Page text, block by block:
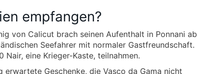
empfangen?
von Calicut brach seinen Aufenthalt in Ponnani ab
Seefahrer mit normaler Gastfreundschaft.
eine Krieger-Kaste, teilnahmen.
erwartete Geschenke, die Vasco da Gama nicht